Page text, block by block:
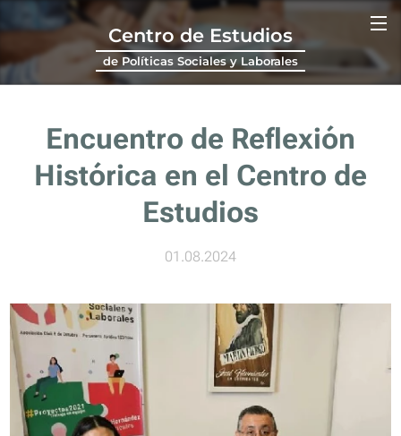
Centro de Estudios
de Políticas Sociales y Laborales
Encuentro de Reflexión
Histórica en el Centro de
Estudios
01.08.2024